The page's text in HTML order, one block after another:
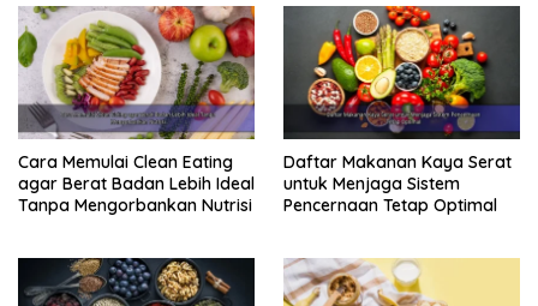
Cara Memulai Clean Eating
agar Berat Badan Lebih Ideal
Tanpa Mengorbankan Nutrisi
Daftar Makanan Kaya Serat
untuk Menjaga Sistem
Pencernaan Tetap Optimal